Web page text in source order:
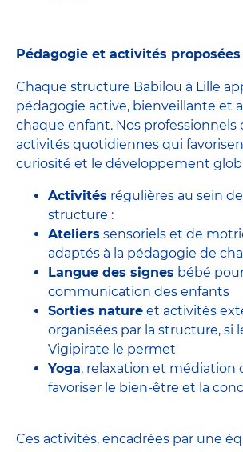
Pédagogie et activités proposées
Chaque structure Babilou à Lille
pédagogie active, bienveillante et
chaque enfant. Nos professionnels
activités quotidiennes qui
curiosité et le développement
Activités régulières au sein
structure :
Ateliers sensoriels et de
adaptés à la pédagogie de
Langue des signes bébé
communication des enfants
Sorties nature et activités
organisées par la structure, si
Vigipirate le permet
Yoga, relaxation et médiation
favoriser le bien-être et la
Ces activités, encadrées par une